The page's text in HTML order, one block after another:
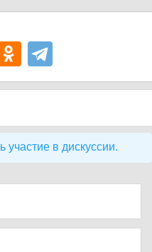
участие в дискуссии.